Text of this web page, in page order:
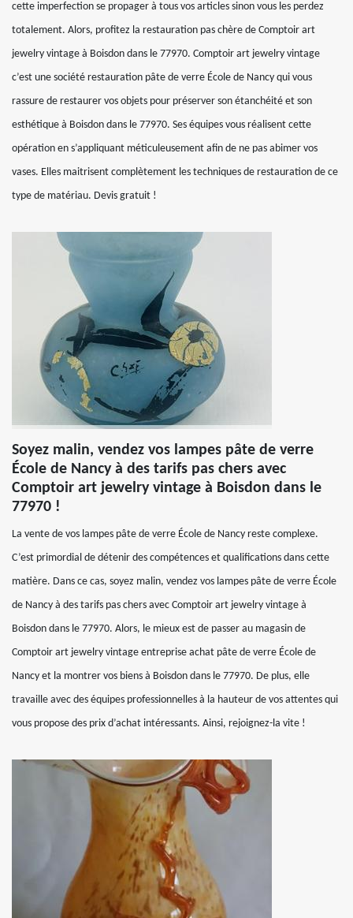
cette imperfection se propager à tous vos articles sinon vous les perdez
totalement. Alors, profitez la restauration pas chère de Comptoir art
jewelry vintage à Boisdon dans le 77970. Comptoir art jewelry vintage
c’est une société restauration pâte de verre École de Nancy qui vous
rassure de restaurer vos objets pour préserver son étanchéité et son
esthétique à Boisdon dans le 77970. Ses équipes vous réalisent cette
opération en s’appliquant méticuleusement afin de ne pas abimer vos
vases. Elles maitrisent complètement les techniques de restauration de ce
type de matériau. Devis gratuit !
Soyez malin, vendez vos lampes pâte de verre
École de Nancy à des tarifs pas chers avec
Comptoir art jewelry vintage à Boisdon dans le
77970 !
La vente de vos lampes pâte de verre École de Nancy reste complexe.
C’est primordial de détenir des compétences et qualifications dans cette
matière. Dans ce cas, soyez malin, vendez vos lampes pâte de verre École
de Nancy à des tarifs pas chers avec Comptoir art jewelry vintage à
Boisdon dans le 77970. Alors, le mieux est de passer au magasin de
Comptoir art jewelry vintage entreprise achat pâte de verre École de
Nancy et la montrer vos biens à Boisdon dans le 77970. De plus, elle
travaille avec des équipes professionnelles à la hauteur de vos attentes qui
vous propose des prix d’achat intéressants. Ainsi, rejoignez-la vite !